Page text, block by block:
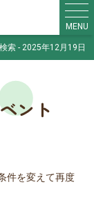
MENU
索 - 2025年12月19日
ント
件を変えて再度